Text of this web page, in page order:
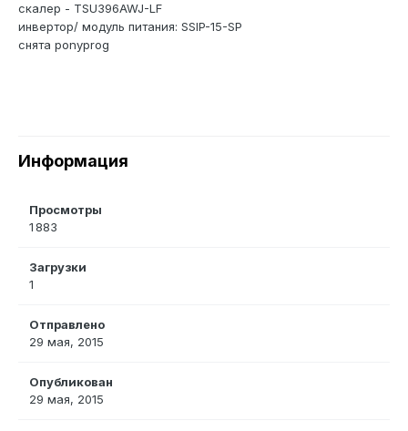
скалер - TSU396AWJ-LF
инвертор/ модуль питания: SSIP-15-SP
снята ponyprog
Информация
Просмотры
1 883
Загрузки
1
Отправлено
29 мая, 2015
Опубликован
29 мая, 2015